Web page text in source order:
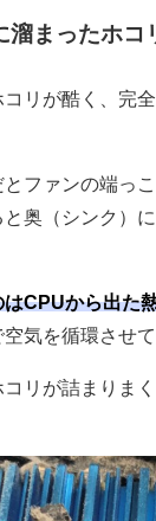
溜まったホコ
リが酷く、完
ファンの端っ
と奥（シンク）
CPUから出た
気を循環させ
リが詰まりま